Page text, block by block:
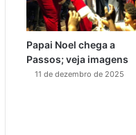
Papai Noel chega a
Passos; veja imagens
11 de dezembro de 2025